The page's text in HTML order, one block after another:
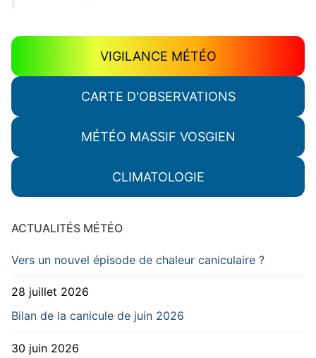
VIGILANCE MÉTÉO
CARTE D'OBSERVATIONS
MÉTÉO MASSIF VOSGIEN
CLIMATOLOGIE
ACTUALITÉS MÉTÉO
Vers un nouvel épisode de chaleur caniculaire ?
28 juillet 2026
Bilan de la canicule de juin 2026
30 juin 2026